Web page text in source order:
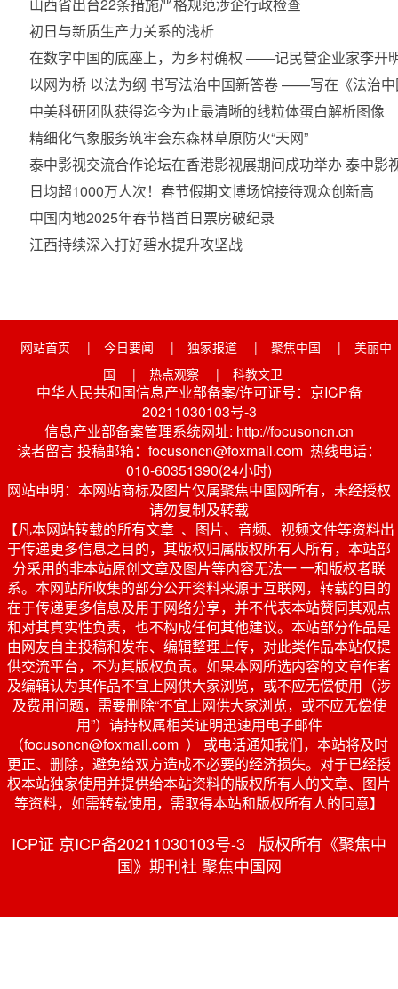
初日与新质生产力关系的浅析
在数字中国的底座上，为乡村确权 ——记民营企业家李开
以网为桥 以法为纲 书写法治中国新答卷 ——写在《法治
中美科研团队获得迄今为止最清晰的线粒体蛋白解析图像
精细化气象服务筑牢会东森林草原防火“天网”
泰中影视交流合作论坛在香港影视展期间成功举办 泰中
日均超1000万人次！春节假期文博场馆接待观众创新高
中国内地2025年春节档首日票房破纪录
江西持续深入打好碧水提升攻坚战
网站首页 | 今日要闻 | 独家报道 | 聚焦中国 |
美丽中
国
| 热点观察 | 科教文卫
中华人民共和国信息产业部备案/许可证号：京ICP备
20211030103号-3
信息产业部备案管理系统网址: http://focusoncn.cn
读者留言 投稿邮箱：focusoncn@foxmail.com 热线电话：
010-60351390(24小时)
网站申明：本网站商标及图片仅属聚焦中国网所有，未经授权
请勿复制及转载
【凡本网站转载的所有文章 、图片、音频、视频文件等资料出
于传递更多信息之目的，其版权归属版权所有人所有，本站部
分采用的非本站原创文章及图片等内容无法一 一和版权者联
系。本网站所收集的部分公开资料来源于互联网，转载的目的
在于传递更多信息及用于网络分享，并不代表本站赞同其观点
和对其真实性负责，也不构成任何其他建议。本站部分作品是
由网友自主投稿和发布、编辑整理上传，对此类作品本站仅提
供交流平台，不为其版权负责。如果本网所选内容的文章作者
及编辑认为其作品不宜上网供大家浏览，或不应无偿使用（涉
及费用问题，需要删除“不宜上网供大家浏览，或不应无偿使
用”）请持权属相关证明迅速用电子邮件
（focusoncn@foxmail.com ） 或电话通知我们，本站将及时
更正、删除，避免给双方造成不必要的经济损失。对于已经授
权本站独家使用并提供给本站资料的版权所有人的文章、图片
等资料，如需转载使用，需取得本站和版权所有人的同意】
ICP证 京ICP备20211030103号-3 版权所有《聚焦中
国》期刊社 聚焦中国网